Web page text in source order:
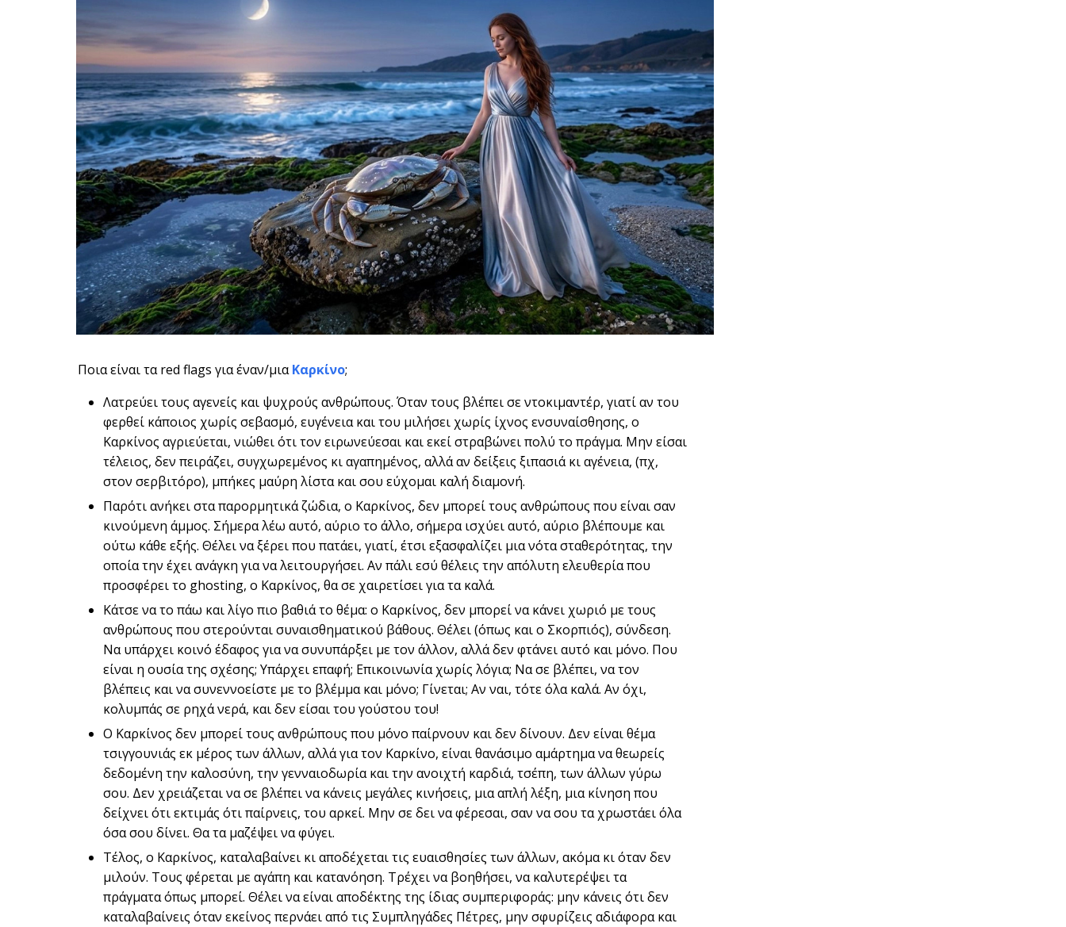
Ποια είναι τα red flags για έναν/μιαΚαρκίνο;
Λατρεύει τους αγενείς και ψυχρούς ανθρώπους. Όταν τους βλέπει σε ντοκιμαντέρ, γιατί αν του
φερθεί κάποιος χωρίς σεβασμό, ευγένεια και του μιλήσει χωρίς ίχνος ενσυναίσθησης, ο
Καρκίνος αγριεύεται, νιώθει ότι τον ειρωνεύεσαι και εκεί στραβώνει πολύ το πράγμα. Μην είσαι
τέλειος, δεν πειράζει, συγχωρεμένος κι αγαπημένος, αλλά αν δείξεις ξιπασιά κι αγένεια, (πχ,
στον σερβιτόρο), μπήκες μαύρη λίστα και σου εύχομαι καλή διαμονή.
Παρότι ανήκει στα παρορμητικά ζώδια, ο Καρκίνος, δεν μπορεί τους ανθρώπους που είναι σαν
κινούμενη άμμος. Σήμερα λέω αυτό, αύριο το άλλο, σήμερα ισχύει αυτό, αύριο βλέπουμε και
ούτω κάθε εξής. Θέλει να ξέρει που πατάει, γιατί, έτσι εξασφαλίζει μια νότα σταθερότητας, την
οποία την έχει ανάγκη για να λειτουργήσει. Αν πάλι εσύ θέλεις την απόλυτη ελευθερία που
προσφέρει το ghosting, ο Καρκίνος, θα σε χαιρετίσει για τα καλά.
Κάτσε να το πάω και λίγο πιο βαθιά το θέμα: ο Καρκίνος, δεν μπορεί να κάνει χωριό με τους
ανθρώπους που στερούνται συναισθηματικού βάθους. Θέλει (όπως και ο Σκορπιός), σύνδεση.
Να υπάρχει κοινό έδαφος για να συνυπάρξει με τον άλλον, αλλά δεν φτάνει αυτό και μόνο. Που
είναι η ουσία της σχέσης; Υπάρχει επαφή; Επικοινωνία χωρίς λόγια; Να σε βλέπει, να τον
βλέπεις και να συνεννοείστε με το βλέμμα και μόνο; Γίνεται; Αν ναι, τότε όλα καλά. Αν όχι,
κολυμπάς σε ρηχά νερά, και δεν είσαι του γούστου του!
Ο Καρκίνος δεν μπορεί τους ανθρώπους που μόνο παίρνουν και δεν δίνουν. Δεν είναι θέμα
τσιγγουνιάς εκ μέρος των άλλων, αλλά για τον Καρκίνο, είναι θανάσιμο αμάρτημα να θεωρείς
δεδομένη την καλοσύνη, την γενναιοδωρία και την ανοιχτή καρδιά, τσέπη, των άλλων γύρω
σου. Δεν χρειάζεται να σε βλέπει να κάνεις μεγάλες κινήσεις, μια απλή λέξη, μια κίνηση που
δείχνει ότι εκτιμάς ότι παίρνεις, του αρκεί. Μην σε δει να φέρεσαι, σαν να σου τα χρωστάει όλα
όσα σου δίνει. Θα τα μαζέψει να φύγει.
Τέλος, ο Καρκίνος, καταλαβαίνει κι αποδέχεται τις ευαισθησίες των άλλων, ακόμα κι όταν δεν
μιλούν. Τους φέρεται με αγάπη και κατανόηση. Τρέχει να βοηθήσει, να καλυτερέψει τα
πράγματα όπως μπορεί. Θέλει να είναι αποδέκτης της ίδιας συμπεριφοράς: μην κάνεις ότι δεν
καταλαβαίνεις όταν εκείνος περνάει από τις Συμπληγάδες Πέτρες, μην σφυρίζεις αδιάφορα και